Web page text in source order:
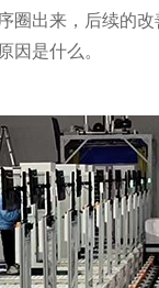
出来，后续的
是什么。